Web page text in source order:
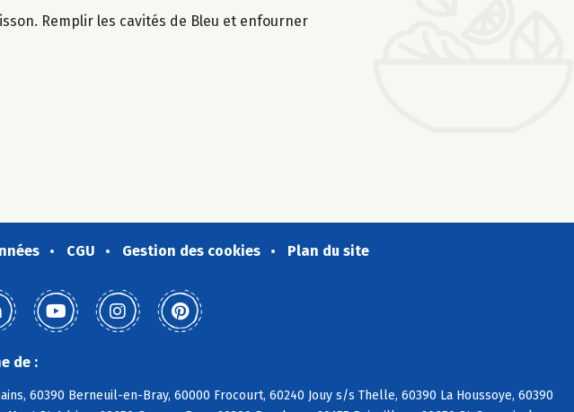
Remplir les cavités de Bleu et enfourner
CGU Gestion des cookies Plan du site
de :
60390 Berneuil-en-Bray, 60000 Frocourt, 60240 Jouy s/s Thelle, 60390 La Houssoye, 60390